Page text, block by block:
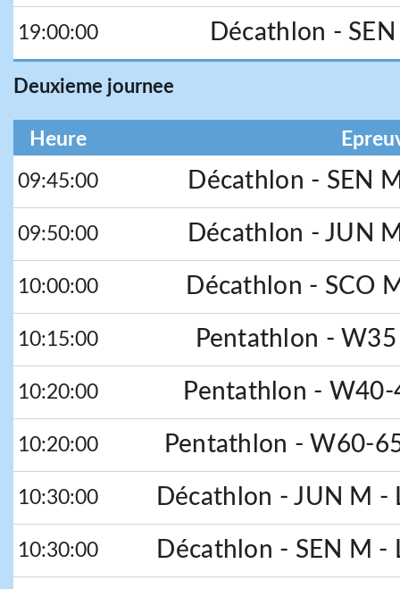
19:00:00 Décathlon -
Deuxieme journee
Heure
09:45:00 Décathlon - SEN
09:50:00 Décathlon - JUN
10:00:00 Décathlon - SCO
10:15:00 Pentathlon -
10:20:00 Pentathlon -
10:20:00 Pentathlon - W60-
10:30:00 Décathlon - JUN M -
10:30:00 Décathlon - SEN M -